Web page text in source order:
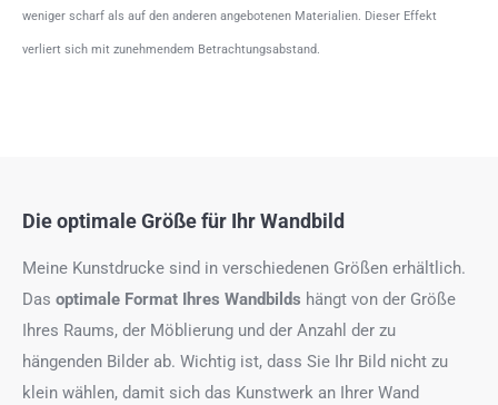
weniger scharf als auf den anderen angebotenen Materialien. Dieser Effekt
verliert sich mit zunehmendem Betrachtungsabstand.
Die optimale Größe für Ihr Wandbild
Meine Kunstdrucke sind in verschiedenen Größen erhältlich.
Das optimale Format Ihres Wandbilds hängt von der Größe
Ihres Raums, der Möblierung und der Anzahl der zu
hängenden Bilder ab. Wichtig ist, dass Sie Ihr Bild nicht zu
klein wählen, damit sich das Kunstwerk an Ihrer Wand